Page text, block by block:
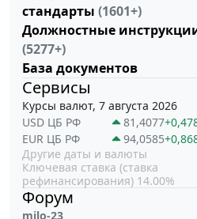
стандарты (1601+)
Должностные
(5277+)
База документов
Сервисы
Курсы валют, 7 августа 2026
USD ЦБ РФ
81,4077
EUR ЦБ РФ
94,0585
Другие даты и валюты
Ключевая ставка (ставка
рефинансирования) 14.00%
Форум
milo-23